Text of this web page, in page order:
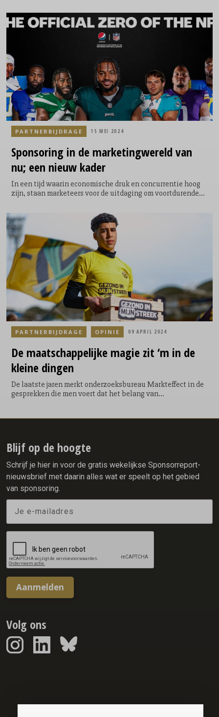
campagne met Lee Towers en de NN Marathon Rotterdam in
de hoofdrol, zet Nationale-Nederlanden (NN), onderdeel
van NN Group, de volgende stap in het optimaliseren van
haar hardloopstrategie. “We zaten al veel aan de bovenkant
van de hardloopsport en zetten nu de stap naar verbreden”,
zegt Mariëlle Krouwel, CMO bij de financiële
dienstverlener.
Sponsoring in de marketingwereld van
nu; een nieuw kader
In een tijd waarin economische druk en concurrentie hoog
zijn, staan marketeers voor de uitdaging om voortdurende
bieden in de slag om meer verkoop, het vergroten van het
marktaandeel of het genereren van leads, wint
(sport)sponsoring terrein. Golazo Brands (voorheen Triple
Double), Markteffect en Abovo Media vonden deze
ontwikkeling een goede aanleiding om hierover in
discussie te gaan met experts uit de markt en organiseerden
een tweetal inspiratiesessies hierover. Iris Smulders van
Golazo Brands doet verslag.
PARTNERBIJDRAGE 15 MEI 2024
De maatschappelijke magie zit ‘m in de
kleine dingen
De laatste jaren merkt onderzoeksbureau Markteffect in de
gesprekken die men voert dat het belang van
nog een soort verplicht onderdeel was in de sponsormix,
van Markteffect.
PARTNERBIJDRAGE OPINIE 09 APRIL 2024
Blijf op de hoogte
Schrijf je hier in voor de gratis wekelijkse Sponsorreport-
nieuwsbrief met daarin alles wat er speelt op het gebied
van sponsoring.
Aanmelden
Volg ons
Sponsorreport © 2026